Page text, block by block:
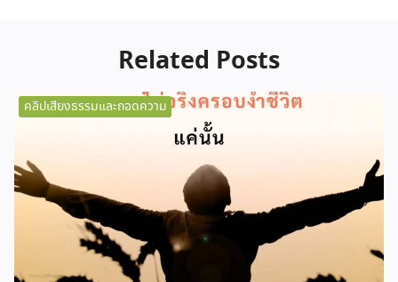
Related Posts
คลิปเสียงธรรมและถอดความ